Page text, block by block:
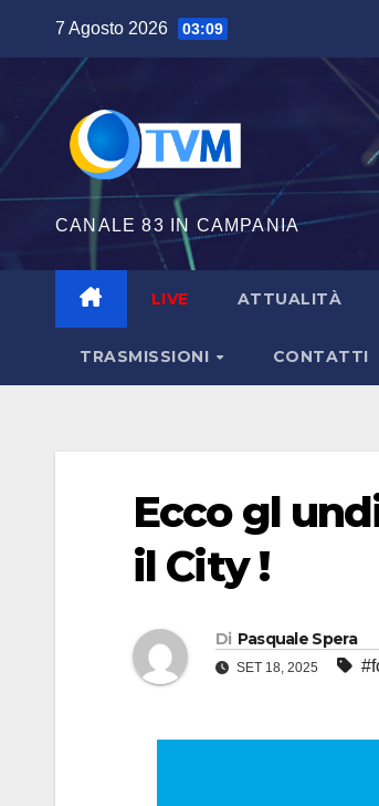
contenuto
7 Agosto 2026 03:09
CANALE 83 IN CAMPANIA
LIVE ATTUALITÀ
TRASMISSIONI CONTATTI
Ecco gl
il City !
Di Pasquale Spera
SET 18, 2025